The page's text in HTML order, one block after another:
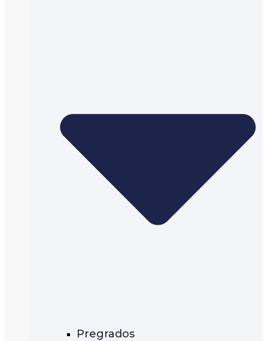
Pregrados